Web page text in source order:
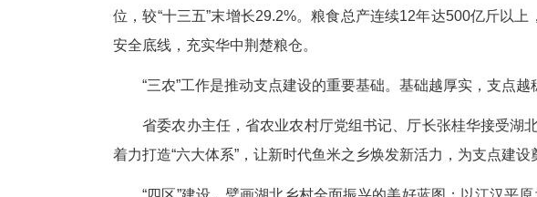
鱼米之乡。全省“三农”工作者锚定目标，明确路
建四区，造体系
十二连丰充廪华中粮仓
9月16日，湖北省政府新闻办在新闻发布会